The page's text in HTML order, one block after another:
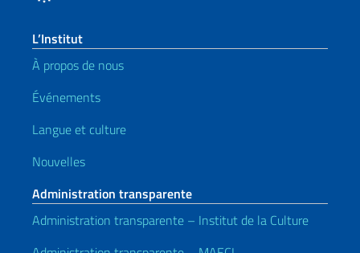
L’Institut
À propos de nous
Événements
Langue et culture
Nouvelles
Administration transparente
Administration transparente – Institut de la Culture